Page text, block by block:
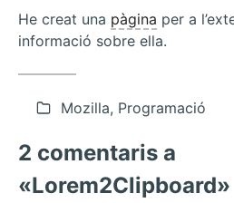
He creat una pàgina per a
informació sobre ella.
Mozilla, Programació
2 comentaris a
«Lorem2Clipboard»